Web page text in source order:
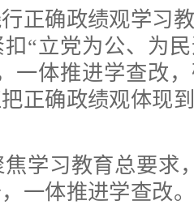
确政绩观学习教
“立党为公、为
一体推进学查改
正确政绩观体现
习教育总要求
一体推进学查改